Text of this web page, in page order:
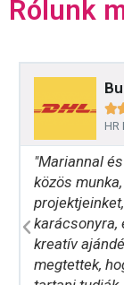
Rólunk

HR
"Mariannal
közös
karácsonyra,
kreatív
megtettek,